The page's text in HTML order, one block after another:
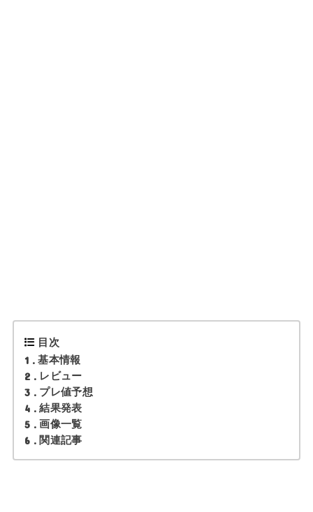
目次
1
基本情報
2 レビュー
3 プレ値予想
4 結果発表
5 画像一覧
6 関連記事